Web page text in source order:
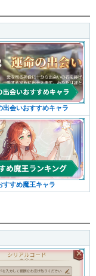
出会いおすすめキャラ
すすめ魔王キャラ